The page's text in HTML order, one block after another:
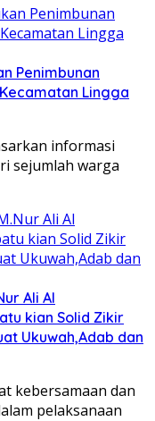
Penimbunan
Lingga
informasi
sejumlah warga
Ali Al
kian Solid Zikir
Ukuwah,Adab dan
kebersamaan dan
pelaksanaan